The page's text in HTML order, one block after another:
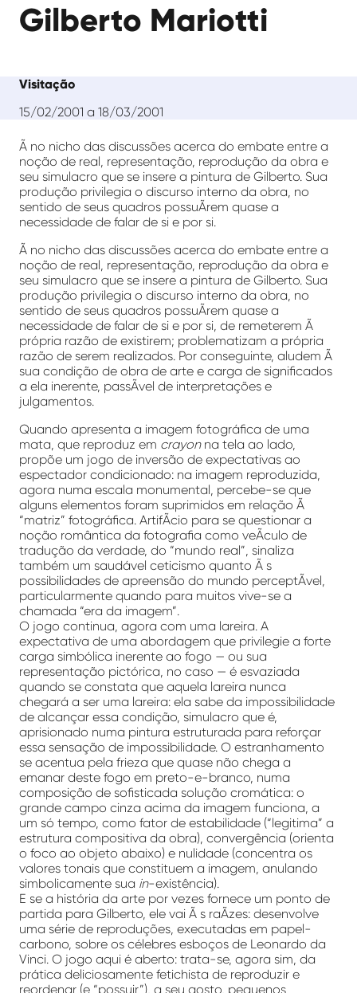
Artes
Gilberto Mariotti
Visitação
15/02/2001 a 18/03/2001
Ã no nicho das discussões acerca do embate entre a
noção de real, representação, reprodução da obra e
seu simulacro que se insere a pintura de Gilberto. Sua
produção privilegia o discurso interno da obra, no
sentido de seus quadros possuÃ­rem quase a
necessidade de falar de si e por si.
Ã no nicho das discussões acerca do embate entre a
noção de real, representação, reprodução da obra e
seu simulacro que se insere a pintura de Gilberto. Sua
produção privilegia o discurso interno da obra, no
sentido de seus quadros possuÃ­rem quase a
necessidade de falar de si e por si, de remeterem Ã
própria razão de existirem; problematizam a própria
razão de serem realizados. Por conseguinte, aludem Ã
sua condição de obra de arte e carga de significados
a ela inerente, passÃ­vel de interpretações e
julgamentos.
Quando apresenta a imagem fotográfica de uma
mata, que reproduz em crayonna tela ao lado,
propõe um jogo de inversão de expectativas ao
espectador condicionado: na imagem reproduzida,
agora numa escala monumental, percebe-se que
alguns elementos foram suprimidos em relação Ã
“matriz” fotográfica. ArtifÃ­cio para se questionar a
noção romântica da fotografia como veÃ­culo de
tradução da verdade, do “mundo real”, sinaliza
também um saudável ceticismo quanto Ã s
possibilidades de apreensão do mundo perceptÃ­vel,
particularmente quando para muitos vive-se a
chamada “era da imagem”.
O jogo continua, agora com uma lareira. A
expectativa de uma abordagem que privilegie a forte
carga simbólica inerente ao fogo — ou sua
representação pictórica, no caso — é esvaziada
quando se constata que aquela lareira nunca
chegará a ser uma lareira: ela sabe da impossibilidade
de alcançar essa condição, simulacro que é,
aprisionado numa pintura estruturada para reforçar
essa sensação de impossibilidade. O estranhamento
se acentua pela frieza que quase não chega a
emanar deste fogo em preto-e-branco, numa
composição de sofisticada solução cromática: o
grande campo cinza acima da imagem funciona, a
um só tempo, como fator de estabilidade (“legitima” a
estrutura compositiva da obra), convergência (orienta
o foco ao objeto abaixo) e nulidade (concentra os
valores tonais que constituem a imagem, anulando
simbolicamente sua in-existência).
E se a história da arte por vezes fornece um ponto de
partida para Gilberto, ele vai Ã s raÃ­zes: desenvolve
uma série de reproduções, executadas em papel-
carbono, sobre os célebres esboços de Leonardo da
Vinci. O jogo aqui é aberto: trata-se, agora sim, da
prática deliciosamente fetichista de reproduzir e
reordenar (e “possuir”), a seu gosto, pequenos